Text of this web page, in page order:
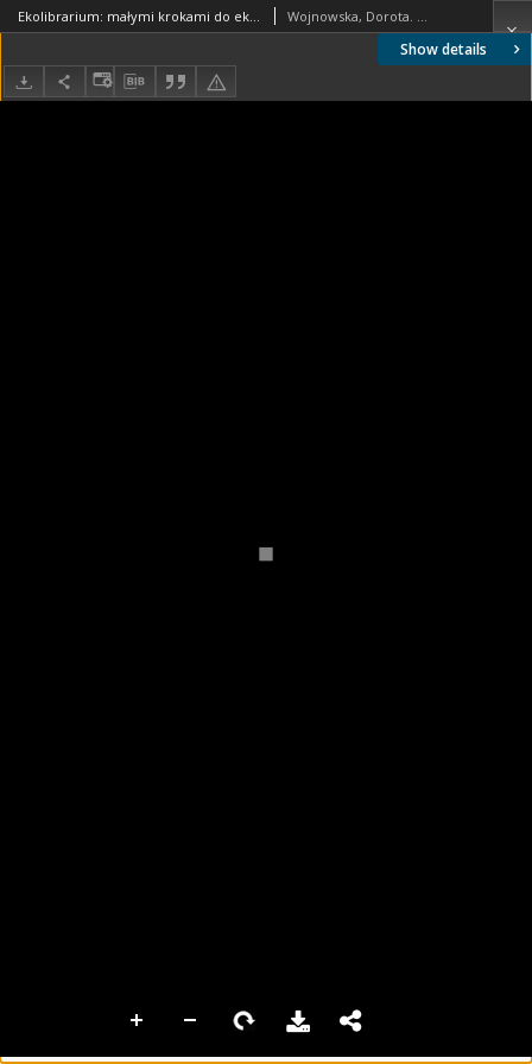
Show details
Ekolibrarium: małymi krokami do ekologicznego trybu życia. Plakat 2 Wojnowska, Dorota. Oprac. meryt. i graf.